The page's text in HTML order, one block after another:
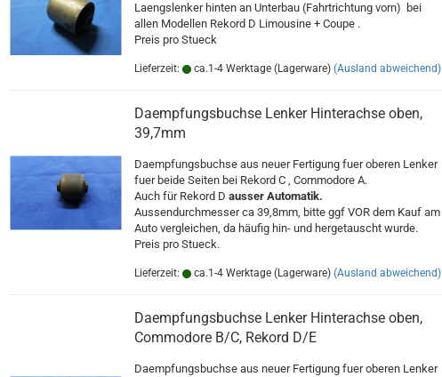
Laengslenker hinten an Unterbau (Fahrtrichtung vorn) bei
allen Modellen Rekord D Limousine + Coupe .
Preis pro Stueck
Lieferzeit: ca.1-4 Werktage (Lagerware) (Ausland abweichend)
Daempfungsbuchse Lenker Hinterachse oben,
39,7mm
Daempfungsbuchse aus neuer Fertigung fuer oberen Lenker
fuer beide Seiten bei Rekord C , Commodore A.
Auch für Rekord D ausser Automatik.
Aussendurchmesser ca 39,8mm, bitte ggf VOR dem Kauf am
Auto vergleichen, da häufig hin- und hergetauscht wurde.
Preis pro Stueck.
Lieferzeit: ca.1-4 Werktage (Lagerware) (Ausland abweichend)
Daempfungsbuchse Lenker Hinterachse oben,
Commodore B/C, Rekord D/E
Daempfungsbuchse aus neuer Fertigung fuer oberen Lenker